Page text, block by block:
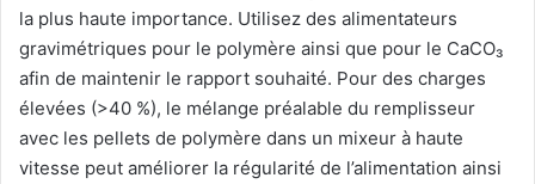
la plus haute importance. Utilisez des alimentateurs
gravimétriques pour le polymère ainsi que pour le CaCO₃
afin de maintenir le rapport souhaité. Pour des charges
élevées (>40 %), le mélange préalable du remplisseur
avec les pellets de polymère dans un mixeur à haute
vitesse peut améliorer la régularité de l’alimentation ainsi